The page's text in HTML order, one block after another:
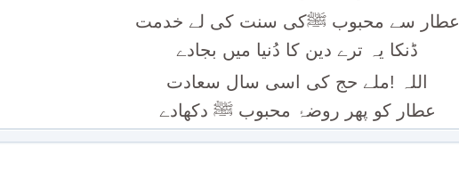
عطار سے محبوب ﷺکی سنت کی لے خدمت
ڈنکا یہ ترے دین کا دُنیا میں بجادے
اللہ !ملے حج کی اسی سال سعادت
عطار کو پھر روضۂ محبوب ﷺ دکھادے